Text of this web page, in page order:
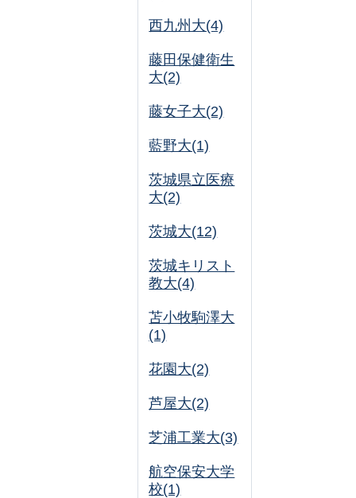
西九州大(4)
藤田保健衛生
大(2)
藤女子大(2)
藍野大(1)
茨城県立医療
大(2)
茨城大(12)
茨城キリスト
教大(4)
苫小牧駒澤大
(1)
花園大(2)
芦屋大(2)
芝浦工業大(3)
航空保安大学
校(1)